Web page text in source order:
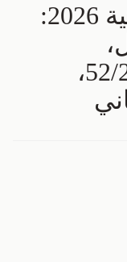
سحب الجنسية الكويتية 2026:
المرسوم بقانون 52/2026،